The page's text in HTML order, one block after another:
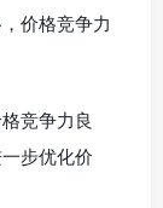
价格竞争力
竞争力良
步优化价